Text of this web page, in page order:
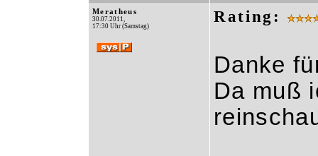
Meratheus
30.07.2011,
17:30 Uhr (Samstag)
Rating:
Danke
Da muß